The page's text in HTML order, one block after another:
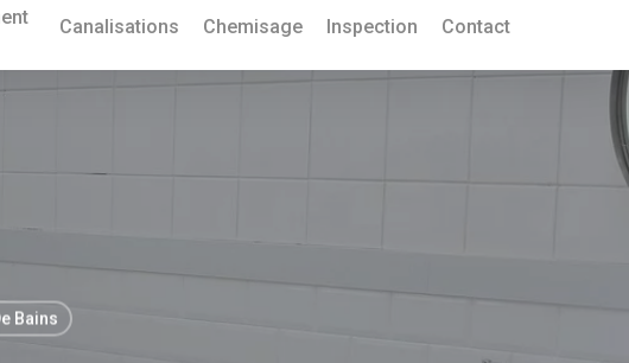
Canalisations Chemisage Inspection Contact
Bains